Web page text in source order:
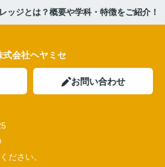
ッジとは？概要や学科・特徴をご紹介！
式会社ヘヤミセ
お問い合わせ
ださい。